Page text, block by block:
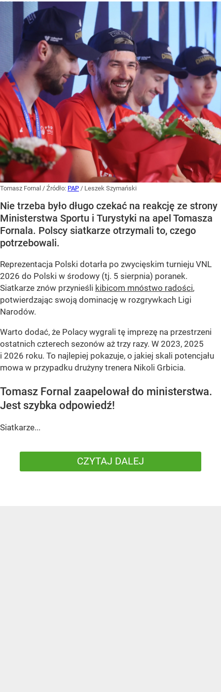
Tomasz Fornal / Źródło: PAP / Leszek Szymański
Nie trzeba było długo czekać na reakcję ze strony
Ministerstwa Sportu i Turystyki na apel Tomasza
Fornala. Polscy siatkarze otrzymali to, czego
potrzebowali.
Reprezentacja Polski dotarła po zwycięskim turnieju VNL
2026 do Polski w środowy (tj. 5 sierpnia) poranek.
Siatkarze znów przynieśli kibicom mnóstwo radości,
potwierdzając swoją dominację w rozgrywkach Ligi
Narodów.
Warto dodać, że Polacy wygrali tę imprezę na przestrzeni
ostatnich czterech sezonów aż trzy razy. W 2023, 2025
i 2026 roku. To najlepiej pokazuje, o jakiej skali potencjału
mowa w przypadku drużyny trenera Nikoli Grbicia.
Tomasz Fornal zaapelował do ministerstwa.
Jest szybka odpowiedź!
Siatkarze...
CZYTAJ DALEJ